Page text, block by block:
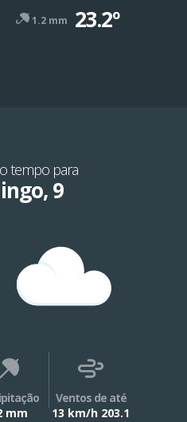
1.2 mm 23.2º
tempo para
9
mm
Ventos de até
13 km/h 203.1